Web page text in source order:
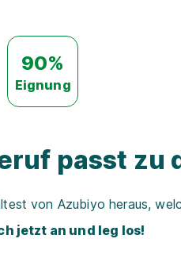
90%
Eignung
passt zu
von Azubiyo heraus,
jetzt an und leg los!